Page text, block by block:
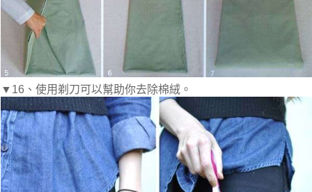
▼16、使用剃刀可以幫助你去除棉絨。